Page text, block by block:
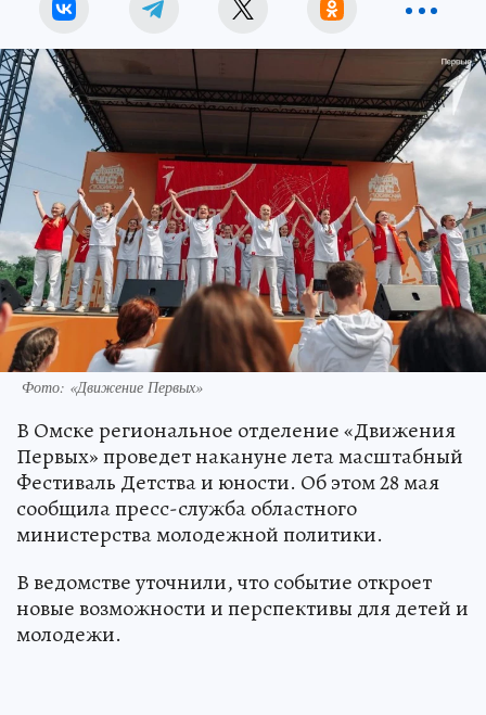
Фото: «Движение Первых»
В Омске региональное отделение «Движения
Первых» проведет накануне лета масштабный
Фестиваль Детства и юности. Об этом 28 мая
сообщила пресс-служба областного
министерства молодежной политики.
В ведомстве уточнили, что событие откроет
новые возможности и перспективы для детей и
молодежи.